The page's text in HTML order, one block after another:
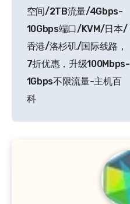
导
航
空间/2TB流量/4Gbps-
10Gbps端口/KVM/日本/
香港/洛杉矶/国际线路，
7折优惠，升级100Mbps-
1Gbps不限流量-主机百
科